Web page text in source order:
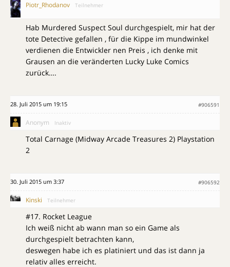
Piotr_Rhodanov Teilnehmer
Hab Murdered Suspect Soul durchgespielt, mir hat der
tote Detective gefallen , für die Kippe im mundwinkel
verdienen die Entwickler nen Preis , ich denke mit
Grausen an die veränderten Lucky Luke Comics
zurück….
28. Juli 2015 um 19:15 #906591
Anonym Inaktiv
Total Carnage (Midway Arcade Treasures 2) Playstation
2
30. Juli 2015 um 3:37 #906592
Kinski Teilnehmer
#17. Rocket League
Ich weiß nicht ab wann man so ein Game als
durchgespielt betrachten kann,
deswegen habe ich es platiniert und das ist dann ja
relativ alles erreicht.